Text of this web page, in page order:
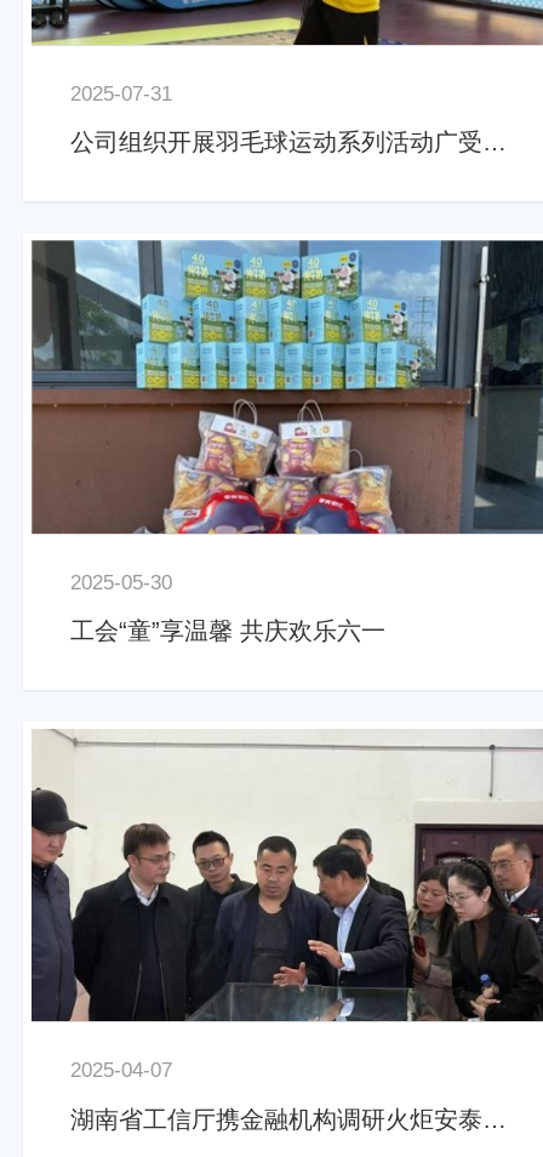
2025-07-31
公司组织开展羽毛球运动系列活动广受好评
2025-05-30
工会“童”享温馨 共庆欢乐六一
2025-04-07
湖南省工信厅携金融机构调研火炬安泰 助推专精特新企业